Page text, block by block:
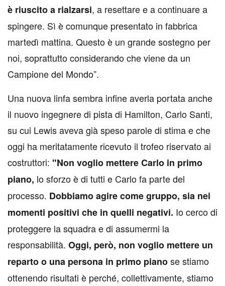
è riuscito a rialzarsi, a resettare e a continuare a
spingere. Sì è comunque presentato in fabbrica
martedì mattina. Questo è un grande sostegno per
noi, soprattutto considerando che viene da un
Campione del Mondo”.
Una nuova linfa sembra infine averla portata anche
il nuovo ingegnere di pista di Hamilton, Carlo Santi,
su cui Lewis aveva già speso parole di stima e che
oggi ha meritatamente ricevuto il trofeo riservato ai
costruttori: "Non voglio mettere Carlo in primo
piano, lo sforzo è di tutti e Carlo fa parte del
processo. Dobbiamo agire come gruppo, sia nei
momenti positivi che in quelli negativi. Io cerco di
proteggere la squadra e di assumermi la
responsabilità. Oggi, però, non voglio mettere un
reparto o una persona in primo pianose stiamo
ottenendo risultati è perché, collettivamente, stiamo